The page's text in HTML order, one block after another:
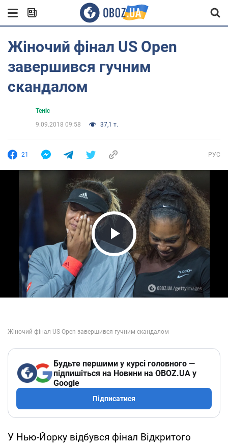
Жіночий фінал US Open
завершився гучним
скандалом
Теніс
9.09.2018 09:58
37,1 т.
21 РУС
Play Video
Будьте першими у курсі головного —
підпишіться на Новини на OBOZ.UA у
Google
Підписатися
У Нью-Йорку відбувся фінал Відкритого